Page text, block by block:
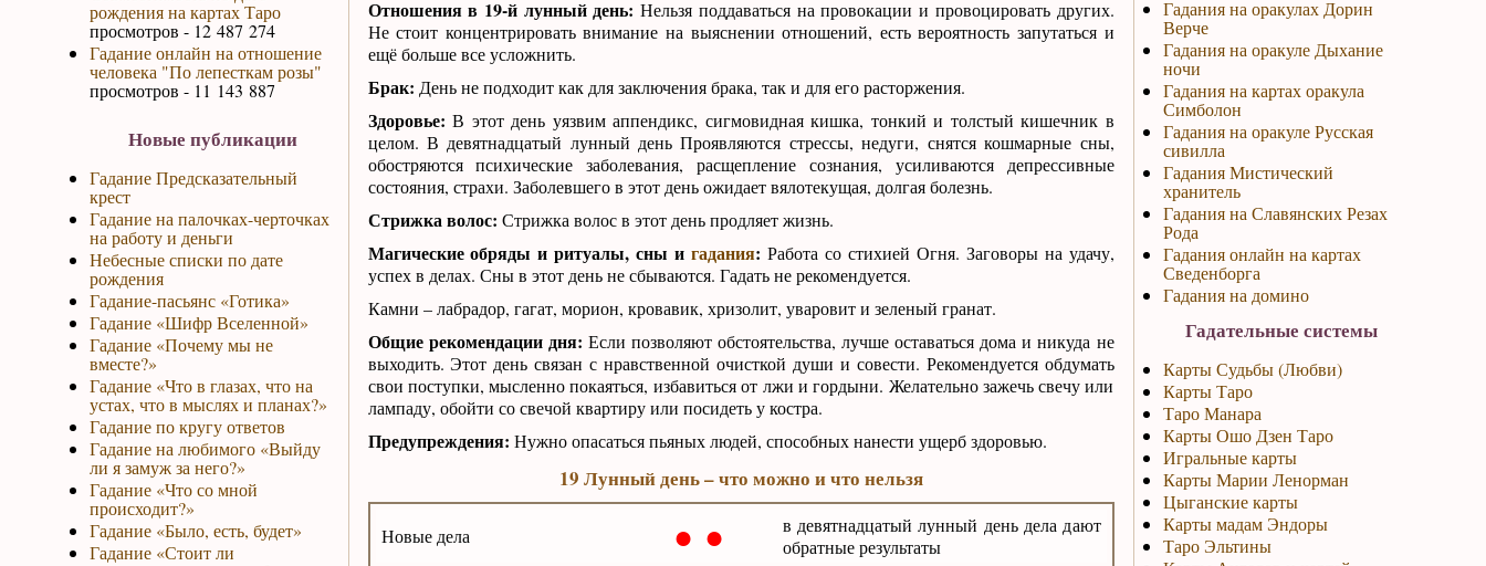
рождения на картах Таро
просмотров - 12 487 274
Гадание онлайн на отношение
человека "По лепесткам розы"
просмотров - 11 143 887
Новые публикации
Гадание Предсказательный
крест
Гадание на палочках-черточках
на работу и деньги
Небесные списки по дате
рождения
Гадание-пасьянс «Готика»
Гадание «Шифр Вселенной»
Гадание «Почему мы не
вместе?»
Гадание «Что в глазах, что на
устах, что в мыслях и планах?»
Гадание по кругу ответов
Гадание на любимого «Выйду
ли я замуж за него?»
Гадание «Что со мной
происходит?»
Гадание «Было, есть, будет»
Гадание «Стоит ли
Отношения в 19-й лунный день: Нельзя поддаваться на провокации и провоцировать других.
Не стоит концентрировать внимание на выяснении отношений, есть вероятность запутаться и
ещё больше все усложнить.
Брак: День не подходит как для заключения брака, так и для его расторжения.
Здоровье: В этот день уязвим аппендикс, сигмовидная кишка, тонкий и толстый кишечник в
целом. В девятнадцатый лунный день Проявляются стрессы, недуги, снятся кошмарные сны,
обостряются психические заболевания, расщепление сознания, усиливаются депрессивные
состояния, страхи. Заболевшего в этот день ожидает вялотекущая, долгая болезнь.
Стрижка волос: Стрижка волос в этот день продляет жизнь.
Магические обряды и ритуалы, сны игадания: Работа со стихией Огня. Заговоры на удачу,
успех в делах. Сны в этот день не сбываются. Гадать не рекомендуется.
Камни – лабрадор, гагат, морион, кровавик, хризолит, уваровит и зеленый гранат.
Общие рекомендации дня: Если позволяют обстоятельства, лучше оставаться дома и никуда не
выходить. Этот день связан с нравственной очисткой души и совести. Рекомендуется обдумать
свои поступки, мысленно покаяться, избавиться от лжи и гордыни. Желательно зажечь свечу или
лампаду, обойти со свечой квартиру или посидеть у костра.
Предупреждения: Нужно опасаться пьяных людей, способных нанести ущерб здоровью.
19 Лунный день – что можно и что нельзя
Новые дела ● ●
в девятнадцатый лунный день дела дают
обратные результаты
Гадания на оракулах Дорин
Верче
Гадания на оракуле Дыхание
ночи
Гадания на картах оракула
Симболон
Гадания на оракуле Русская
сивилла
Гадания Мистический
хранитель
Гадания на Славянских Резах
Рода
Гадания онлайн на картах
Сведенборга
Гадания на домино
Гадательные системы
Карты Судьбы (Любви)
Карты Таро
Таро Манара
Карты Ошо Дзен Таро
Игральные карты
Карты Марии Ленорман
Цыганские карты
Карты мадам Эндоры
Таро Эльтины